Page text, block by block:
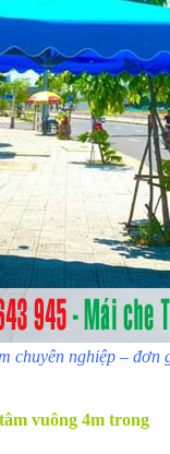
chuyên nghiệp – đơn
vuông 4m trong